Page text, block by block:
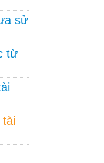
sử
từ
tài